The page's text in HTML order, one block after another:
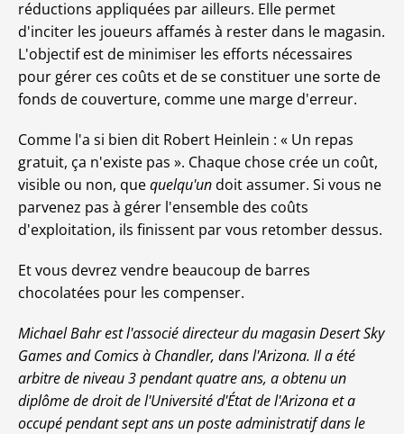
réductions appliquées par ailleurs. Elle permet
d'inciter les joueurs affamés à rester dans le magasin.
L'objectif est de minimiser les efforts nécessaires
pour gérer ces coûts et de se constituer une sorte de
fonds de couverture, comme une marge d'erreur.
Comme l'a si bien dit Robert Heinlein : « Un repas
gratuit, ça n'existe pas ». Chaque chose crée un coût,
visible ou non, quequelqu'un doit assumer. Si vous ne
parvenez pas à gérer l'ensemble des coûts
d'exploitation, ils finissent par vous retomber dessus.
Et vous devrez vendre beaucoup de barres
chocolatées pour les compenser.
Michael Bahr est l'associé directeur du magasin Desert Sky
Games and Comics à Chandler, dans l'Arizona. Il a été
arbitre de niveau 3 pendant quatre ans, a obtenu un
diplôme de droit de l'Université d'État de l'Arizona et a
occupé pendant sept ans un poste administratif dans le